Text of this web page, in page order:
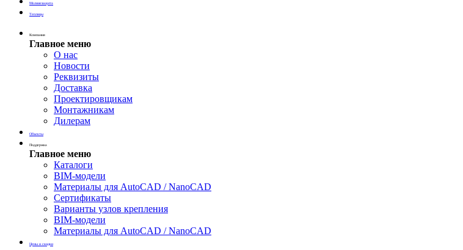
Молниезащита
Теплицы
Компания
Главное меню
О нас
Новости
Реквизиты
Доставка
Проектировщикам
Монтажникам
Дилерам
Объекты
Поддержка
Главное меню
Каталоги
BIM-модели
Материалы для AutoCAD / NanoCAD
Сертификаты
Варианты узлов крепления
BIM-модели
Материалы для AutoCAD / NanoCAD
Цены и скидки